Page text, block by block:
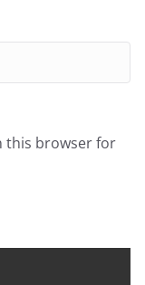
this browser for